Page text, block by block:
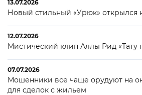
13.07.2026
Новый стильный «Урюк» открылся
12.07.2026
Мистический клип Аллы Рид «Тату
07.07.2026
Мошенники все чаще орудуют на
для сделок с жильем